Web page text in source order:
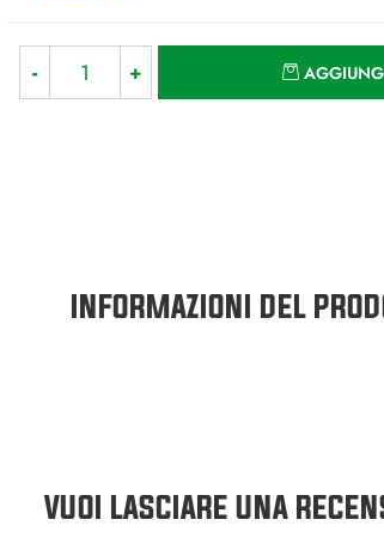
INFORMAZIONI DEL
VUOI LASCIARE UNA